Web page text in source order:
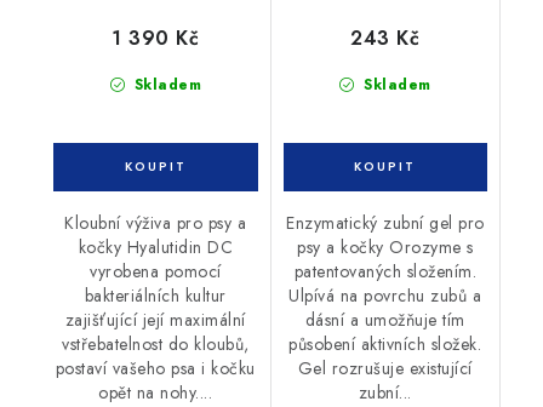
Skladem
1 390 Kč
Kloubní výživa pro psy a
kočky Hyalutidin DC
vyrobena pomocí
bakteriálních kultur
zajišťující její maximální
vstřebatelnost do kloubů,
postaví vašeho psa i kočku
opět na nohy....
Skladem
243 Kč
Enzymatický zubní gel pro
psy a kočky Orozyme s
patentovaných složením.
Ulpívá na povrchu zubů a
dásní a umožňuje tím
působení aktivních složek.
Gel rozrušuje existující
zubní...